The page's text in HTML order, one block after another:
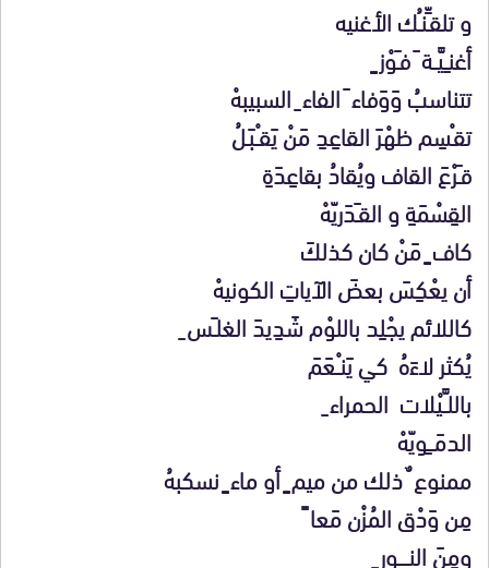
و تلقـِّنـُك الأغنيه
أغنـِـيَّــة َ فـَوْز ٍ
تتناسبُ وَوَفاء َ الفاء ِ السبيبهْ
تقـْسِم ظهْرَ القاعِدِ مَنْ يَقـْـبَـلُ
قـَرْعَ القاف ويُقادُ بقاعِدَةِ
القِسْمَةِ و القـَدَريّهْ
كاف ٍ مَنْ كان كذلكَ
أن يعْكِسَ بعضَ الآياتِ الكونيهْ
كاللائم يجْلِد باللوْم شَدِيدَ الغلـَس ِ
يُكثر لاءَهُ كي يَنـْـعَمَ
باللـَّـيْلات الحمراء ِ
الدمَـــِويّهْ
ممنوع ٌ ذلك من ميم ٍ أو ماء ٍ نسكبهُ
مِن وَدْق المُزْن مَعا ً
ومِنَ النـــــور ِ